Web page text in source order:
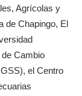
Agrícolas y
de Chapingo, El
Cambio
el Centro